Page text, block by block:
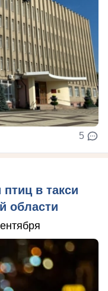
5
в такси
области